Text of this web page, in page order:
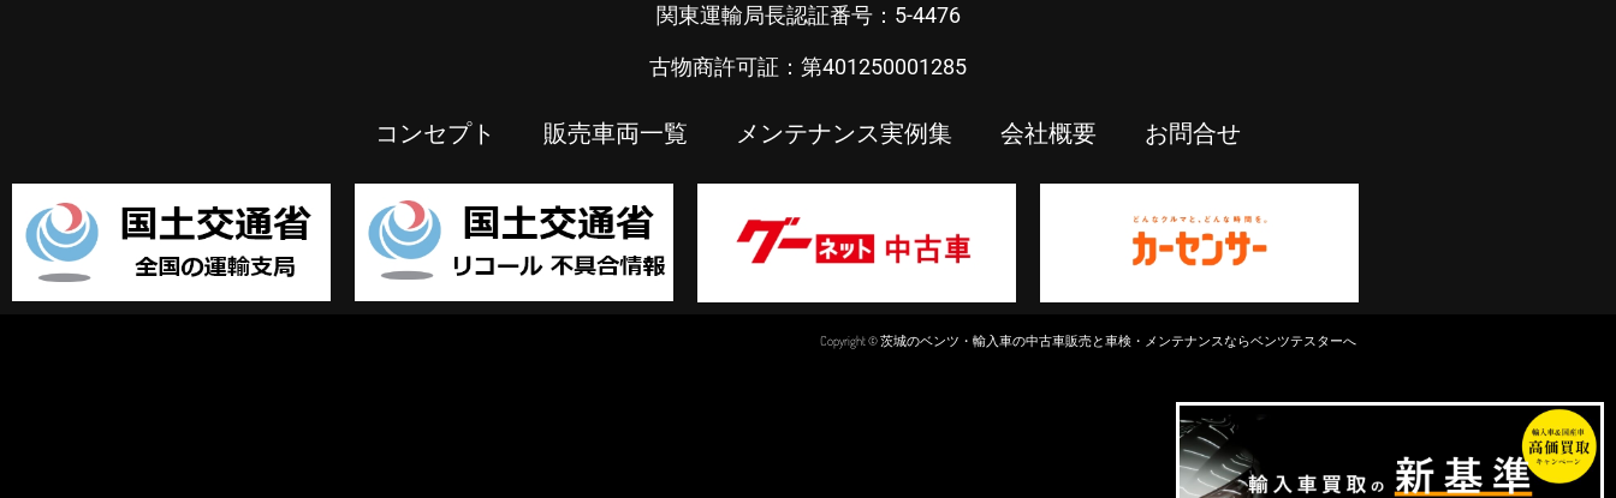
関東運輸局長認証番号：5-4476
古物商許可証：第401250001285
コンセプト 販売車両一覧 メンテナンス実例集 会社概要 お問合せ
Copyright © 茨城のベンツ・輸入車の中古車販売と車検・メンテナンスならベンツテスターへ